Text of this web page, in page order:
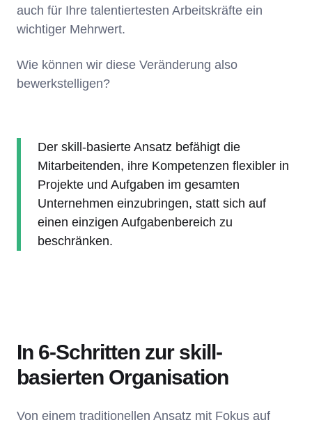
auch für Ihre talentiertesten Arbeitskräfte ein
wichtiger Mehrwert.
Wie können wir diese Veränderung also
bewerkstelligen?
Der skill-basierte Ansatz befähigt die
Mitarbeitenden, ihre Kompetenzen flexibler in
Projekte und Aufgaben im gesamten
Unternehmen einzubringen, statt sich auf
einen einzigen Aufgabenbereich zu
beschränken.
In 6-Schritten zur skill-
basierten Organisation
Von einem traditionellen Ansatz mit Fokus auf